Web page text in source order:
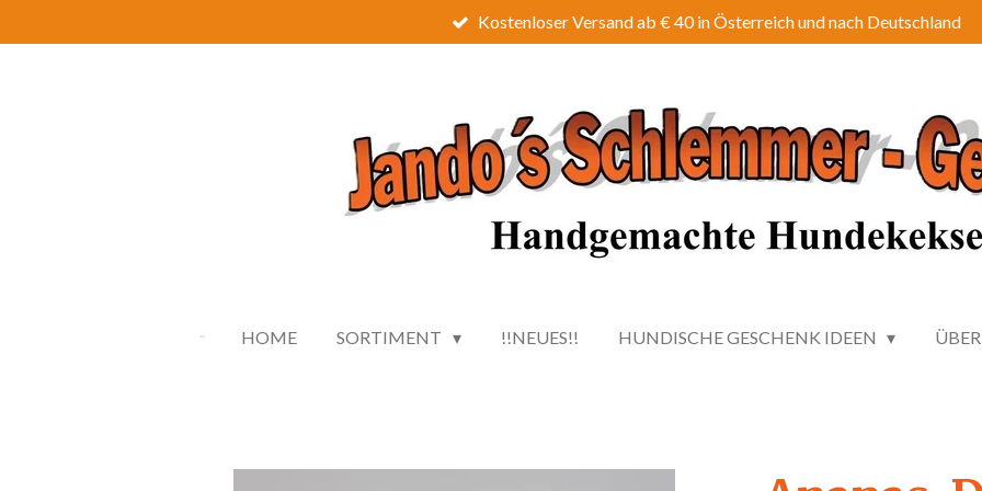
Hauptinhalt
Kostenloser Versand ab € 40 in Österreich und nach Deutschland
HOME SORTIMENT !!NEUES!! HUNDISCHE GESCHENK IDEEN